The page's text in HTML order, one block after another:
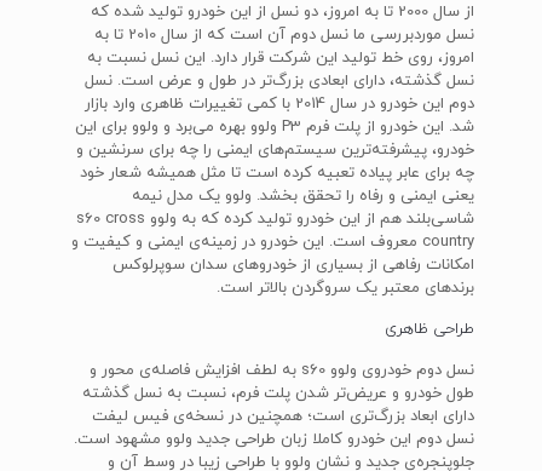
از سال 2000 تا به امروز، دو نسل از این خودرو تولید شده که
نسل موردبررسی ما نسل دوم آن است که از سال 2010 تا به
امروز، روی خط تولید این شرکت قرار دارد. این نسل نسبت به
نسل گذشته، دارای ابعادی بزرگ‌تر در طول و عرض است. نسل
دوم این خودرو در سال 2014 با کمی تغییرات ظاهری وارد بازار
شد. این خودرو از پلت فرم P3 ولوو بهره می‌برد و ولوو برای این
خودرو، پیشرفته‌ترین سیستم‌های ایمنی را چه برای سرنشین و
چه برای عابر پیاده تعبیه کرده است تا مثل همیشه شعار خود
یعنی ایمنی و رفاه را تحقق بخشد. ولوو یک مدل نیمه
شاسی‌بلند هم از این خودرو تولید کرده که به ولوو s60 cross
country معروف است. این خودرو در زمینه‌ی ایمنی و کیفیت و
امکانات رفاهی از بسیاری از خودروهای سدان سوپرلوکس
برندهای معتبر یک سروگردن بالاتر است.
طراحی ظاهری
نسل دوم خودروی ولوو s60 به لطف افزایش فاصله‌ی محور و
طول خودرو و عریض‌تر شدن پلت فرم، نسبت به نسل گذشته
دارای ابعاد بزرگ‌تری است؛ همچنین در نسخه‌ی فیس لیفت
نسل دوم این خودرو کاملا زبان طراحی جدید ولوو مشهود است.
جلوپنجره‌ی جدید و نشان ولوو با طراحی زیبا در وسط آن و